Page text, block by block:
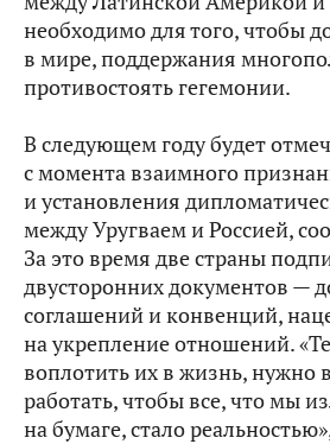
необходимо для того, чтобы
в мире, поддержания
противостоять гегемонии.
В следующем году будет
с момента взаимного
и установления
между Уругваем и Россией,
За это время две страны
двусторонних документов —
соглашений и конвенций,
на укрепление отношений.
воплотить их в жизнь, нужно
работать, чтобы все, что мы
на бумаге, стало